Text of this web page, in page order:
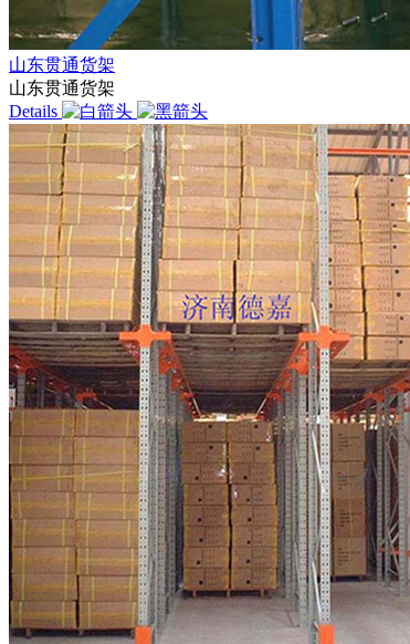
山东贯通货架
山东贯通货架
Details